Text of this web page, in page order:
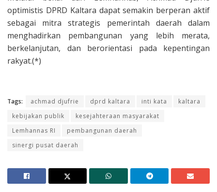
optimistis DPRD Kaltara dapat semakin berperan aktif
sebagai mitra strategis pemerintah daerah dalam
menghadirkan pembangunan yang lebih merata,
berkelanjutan, dan berorientasi pada kepentingan
rakyat.(*)
Tags: achmad djufrie dprd kaltara inti kata
kaltara
kebijakan publik
kesejahteraan masyarakat
Lemhannas RI
pembangunan daerah
sinergi pusat daerah